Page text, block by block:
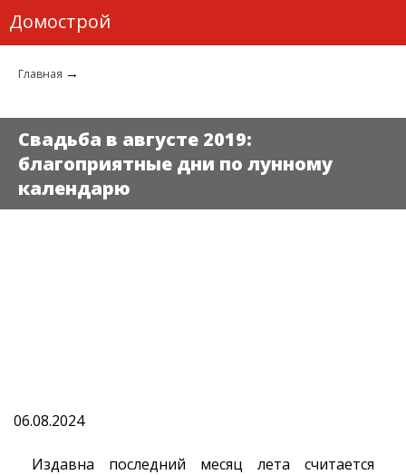
Домострой
Главная →
Свадьба в августе 2019:
благоприятные дни по лунному
календарю
06.08.2024
Издавна последний месяц лета считается